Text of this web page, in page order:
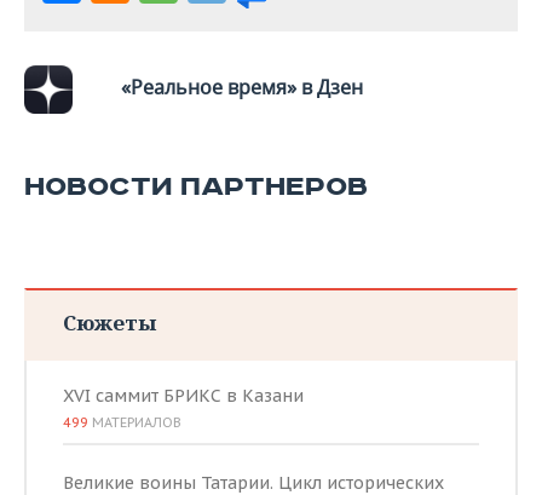
КИБЕРСПОРТ
ФИГУРНОЕ КАТАНИЕ
ВОДНЫЕ ВИДЫ СПОРТА
ХОККЕЙ С МЯЧОМ
КУЛЬТУРА
МЕДИЦИНА
ОБРАЗОВАНИЕ
ПРОИСШЕСТВИЯ
СПИСОК КОМПАНИЙ
«Реальное время» в Дзен
НОВОСТИ ПАРТНЕРОВ
Сюжеты
XVI саммит БРИКС в Казани
499 МАТЕРИАЛОВ
Великие воины Татарии. Цикл исторических